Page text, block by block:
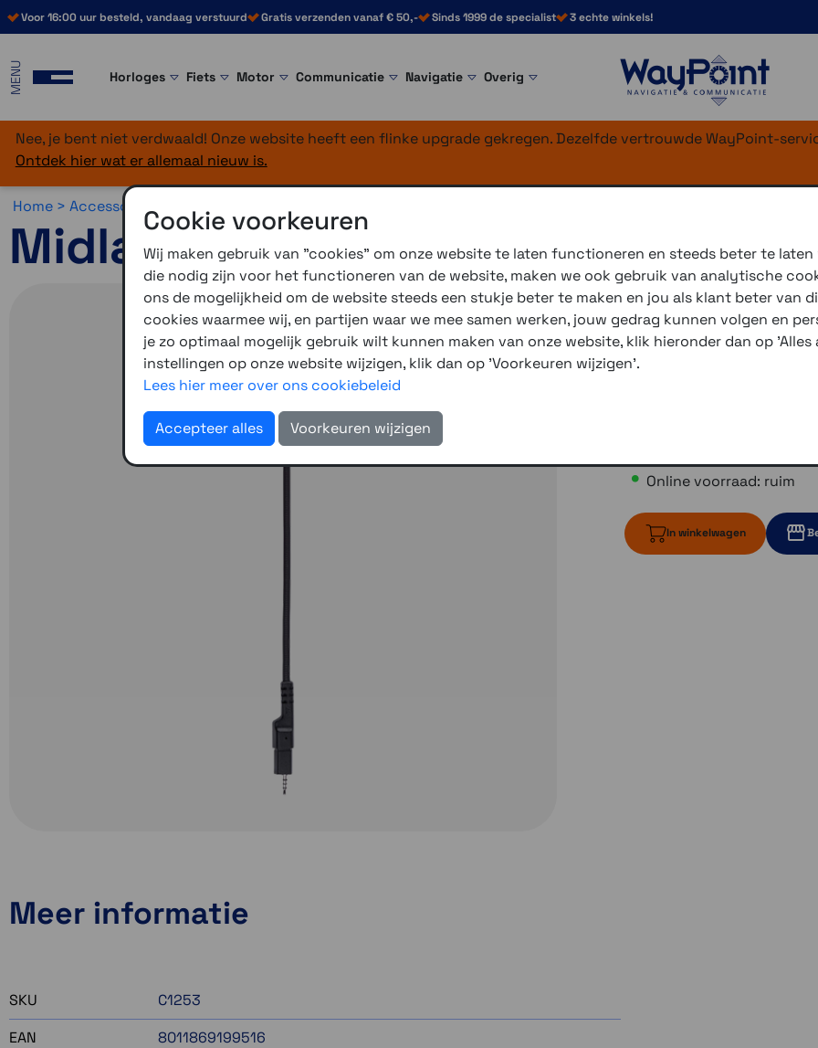
Voor 16:00 uur besteld, vandaag verstuurd Gratis verzenden vanaf € 50,- Sinds 1999 de specialist 3 echte winkels!
MENU Horloges Fiets Motor Communicatie Navigatie Overig
Nee, je bent niet verdwaald! Onze website heeft een flinke upgrade gekregen. Dezelfde vertrouwde WayPoint-
Ontdek hier wat er allemaal nieuw is.
Home > Accessoires >
Midland Boom Mike
3 winkels voor uitleg en
voor 16.00 uur besteld,
verzending met
Online voorraad: ruim
In winkelwagen
Meer informatie
SKU
C1253
EAN
8011869199516
Cookie voorkeuren
Wij maken gebruik van "cookies" om onze website te laten functioneren en steeds beter te
die nodig zijn voor het functioneren van de website, maken we ook gebruik van analytische
ons de mogelijkheid om de website steeds een stukje beter te maken en jou als klant beter van
cookies waarmee wij, en partijen waar we mee samen werken, jouw gedrag kunnen volgen en
je zo optimaal mogelijk gebruik wilt kunnen maken van onze website, klik hieronder dan op
instellingen op onze website wijzigen, klik dan op 'Voorkeuren wijzigen'.
Lees hier meer over ons cookiebeleid
Accepteer alles Voorkeuren wijzigen